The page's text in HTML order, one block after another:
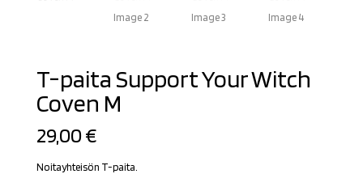
T-paita Support Your Witch
Coven M
29,00€
Noitayhteisön T-paita.